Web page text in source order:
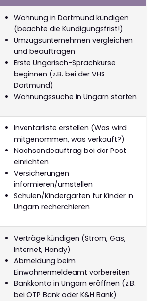
Wohnung in Dortmund kündigen
(beachte die Kündigungsfrist!)
Umzugsunternehmen vergleichen
und beauftragen
Erste Ungarisch-Sprachkurse
beginnen (z.B. bei der VHS
Dortmund)
Wohnungssuche in Ungarn starten
Inventarliste erstellen (Was wird
mitgenommen, was verkauft?)
Nachsendeauftrag bei der Post
einrichten
Versicherungen
informieren/umstellen
Schulen/Kindergärten für Kinder in
Ungarn recherchieren
Verträge kündigen (Strom, Gas,
Internet, Handy)
Abmeldung beim
Einwohnermeldeamt vorbereiten
Bankkonto in Ungarn eröffnen (z.B.
bei OTP Bank oder K&H Bank)